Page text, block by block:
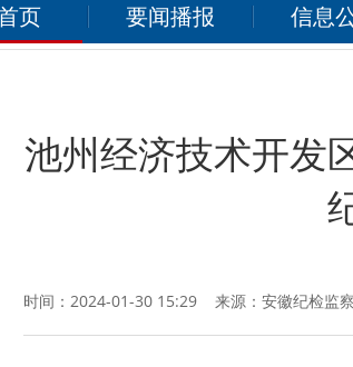
页 要闻播报 信息
池州经济技术开发
时间：2024-01-30 15:29 来源：安徽纪检